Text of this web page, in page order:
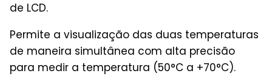
de LCD.
Permite a visualização das duas temperaturas
de maneira simultânea com alta precisão
para medir a temperatura (50°C a +70°C).